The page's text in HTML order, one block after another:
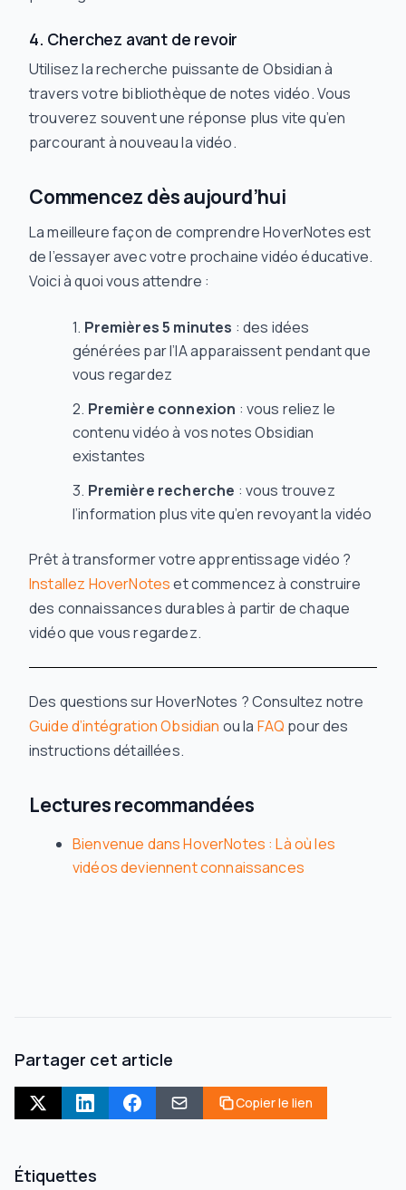
4. Cherchez avant de revoir
Utilisez la recherche puissante de Obsidian à
travers votre bibliothèque de notes vidéo. Vous
trouverez souvent une réponse plus vite qu’en
parcourant à nouveau la vidéo.
Commencez dès aujourd’hui
La meilleure façon de comprendre HoverNotes est
de l’essayer avec votre prochaine vidéo éducative.
Voici à quoi vous attendre :
Premières 5 minutes : des idées
générées par l’IA apparaissent pendant que
vous regardez
Première connexion : vous reliez le
contenu vidéo à vos notes Obsidian
existantes
Première recherche : vous trouvez
l’information plus vite qu’en revoyant la vidéo
Prêt à transformer votre apprentissage vidéo ?
Installez HoverNoteset commencez à construire
des connaissances durables à partir de chaque
vidéo que vous regardez.
Des questions sur HoverNotes ? Consultez notre
Guide d’intégration Obsidian ou la FAQ pour des
instructions détaillées.
Lectures recommandées
Bienvenue dans HoverNotes : Là où les
vidéos deviennent connaissances
Partager cet article
Copier le lien
Étiquettes